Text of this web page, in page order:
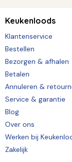
Keukenloods
Klantenservice
Bestellen
Bezorgen & afhalen
Betalen
Annuleren &
Service & garantie
Blog
Over ons
Werken bij
Zakelijk